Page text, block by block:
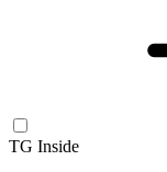
TG Inside